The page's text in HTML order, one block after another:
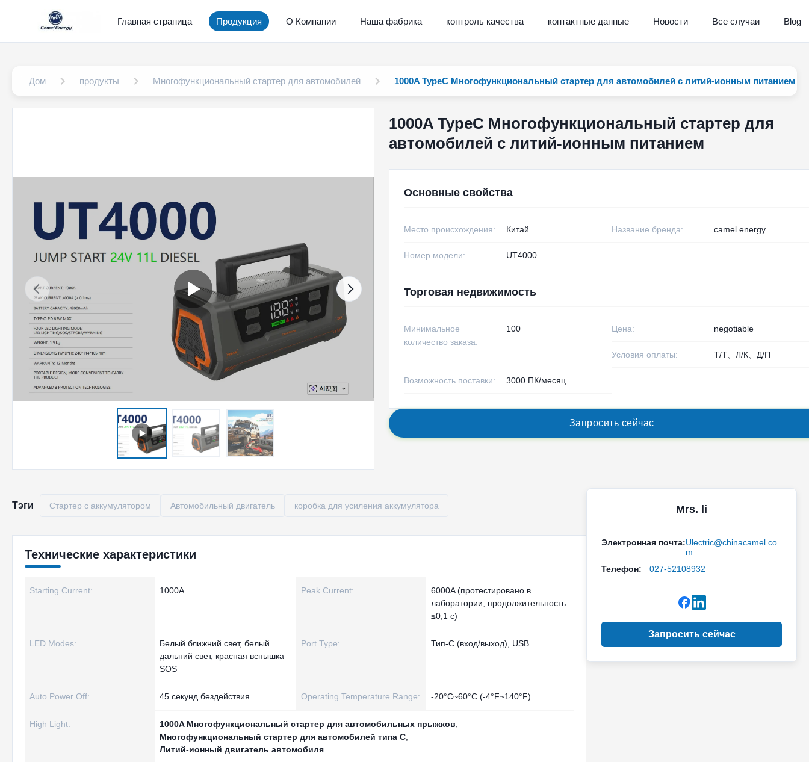
Главная страница Продукция О Компании Наша фабрика контроль качества контактные данные Новости Все случаи Blog
Дом продукты Многофункциональный стартер для автомобилей 1000A TypeC Многофункциональный стартер для автомобилей с литий-ионным питанием
1000A TypeC Многофункциональный стартер для
автомобилей с литий-ионным питанием
Основные свойства
Место происхождения: Китай Название бренда: camel energy
Номер модели: UT4000
Торговая недвижимость
Минимальное
количество заказа:
100 Цена: negotiable
Условия оплаты: Т/Т、Л/К、Д/П
Возможность поставки: 3000 ПК/месяц
Запросить сейчас
Тэги Стартер с аккумулятором Автомобильный двигатель коробка для усиления аккумулятора
Технические характеристики
Starting Current: 1000А Peak Current:
6000A (протестировано в
лаборатории, продолжительность
≤0,1 с)
LED Modes:
Белый ближний свет, белый
дальний свет, красная вспышка
SOS
Port Type: Тип-C (вход/выход), USB
Auto Power Off: 45 секунд бездействия Operating Temperature Range: -20°C~60°C (-4°F~140°F)
High Light: 1000A Многофункциональный стартер для автомобильных прыжков
Многофункциональный стартер для автомобилей типа C
Литий-ионный двигатель автомобиля
Mrs. li
Электронная почта:Ulectric@chinacamel.co
m
Телефон:
027-52108932
Запросить сейчас